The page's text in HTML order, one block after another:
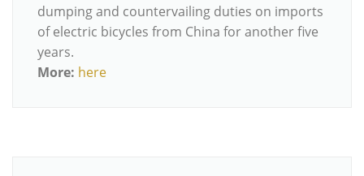
dumping and countervailing duties on imports
of electric bicycles from China for another five
years.
More: here